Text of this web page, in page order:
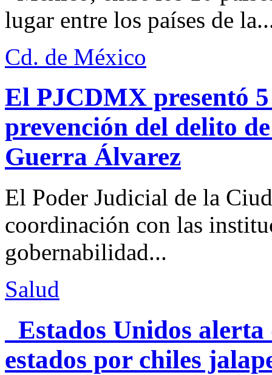
lugar entre los países de
Cd. de México
El PJCDMX presentó
prevención del delito
Guerra Álvarez
El Poder Judicial de la
coordinación con las
gobernabilidad...
Salud
Estados Unidos alerta
estados por chiles